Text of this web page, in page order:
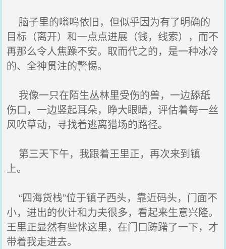
脑子里的嗡鸣依旧，但似乎因为有了明确的
目标（离开）和一点点进展（钱，线索），而不
再那么令人焦躁不安。取而代之的，是一种冰冷
的、全神贯注的警惕。
我像一只在陌生丛林里受伤的兽，一边舔舐
伤口，一边竖起耳朵，睁大眼睛，评估着每一丝
风吹草动，寻找着逃离猎场的路径。
第三天下午，我跟着王里正，再次来到镇
上。
“四海货栈”位于镇子西头，靠近码头，门面不
小，进出的伙计和力夫很多，看起来生意兴隆。
王里正显然有些怵这里，在门口踌躇了一下，才
带着我走进去。